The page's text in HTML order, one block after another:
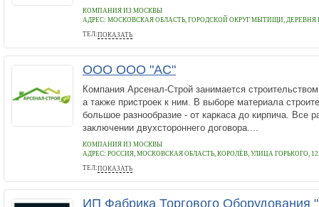
КОМПАНИЯ ИЗ МОСКВЫ
АДРЕС: МОСКОВСКАЯ ОБЛАСТЬ, ГОРОДСКОЙ ОКРУГ МЫТИЩИ, ДЕРЕВНЯ
ТЕЛ:ПОКАЗАТЬ
+79639647815
ООО ООО "АС"
Компания Арсенал-Строй занимается
а также пристроек к ним. В выборе материала
большое разнообразие - от каркаса до кирпича. Все
заключении двухстороннего договора....
КОМПАНИЯ ИЗ МОСКВЫ
АДРЕС: РОССИЯ, МОСКОВСКАЯ ОБЛАСТЬ, КОРОЛЁВ, УЛИЦА ГОРЬКОГО,
ТЕЛ:ПОКАЗАТЬ
+79933427860
ИП Фабрика Торгового Оборудования